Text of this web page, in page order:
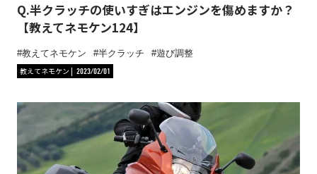
Q.半クラッチの使いすぎはエンジンを傷めますか？
【教えてネモケン124】
教えてネモケン 半クラッチ
遊び調整
教えてネモケン
2023/02/01